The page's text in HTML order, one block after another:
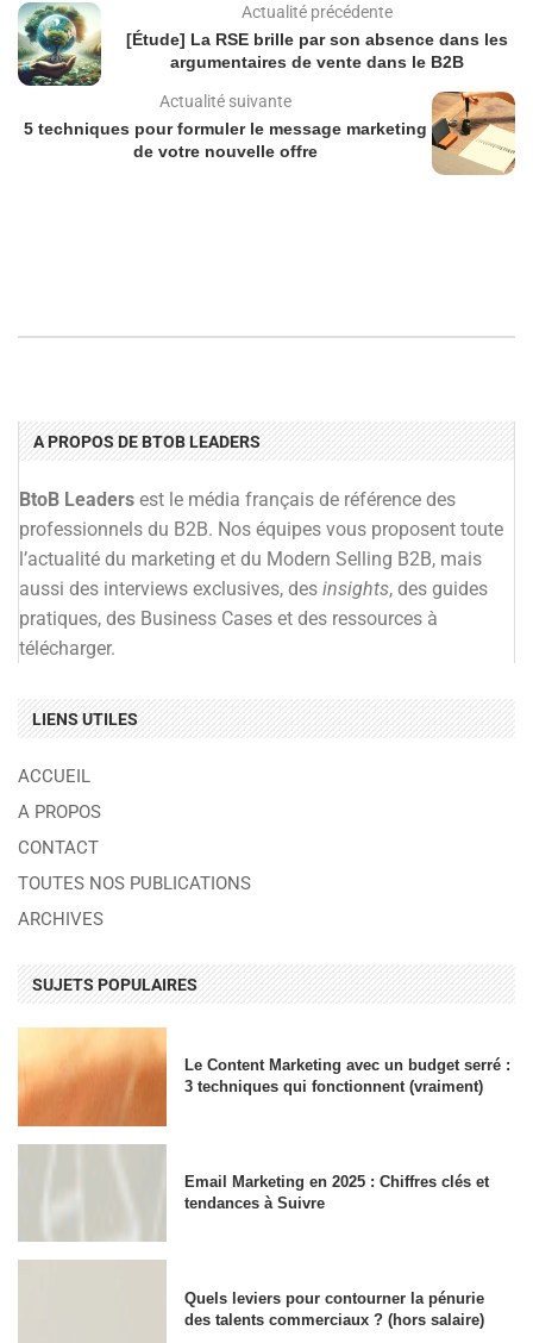
Actualité précédente
[Étude] La RSE brille par son absence dans les
argumentaires de vente dans le B2B
Actualité suivante
5 techniques pour formuler le message marketing
de votre nouvelle offre
A PROPOS DE BTOB LEADERS
BtoB Leaders est le média français de référence des
professionnels du B2B. Nos équipes vous proposent toute
l’actualité du marketing et du Modern Selling B2B, mais
aussi des interviews exclusives, des insights, des guides
pratiques, des Business Cases et des ressources à
télécharger.
LIENS UTILES
ACCUEIL
A PROPOS
CONTACT
TOUTES NOS PUBLICATIONS
ARCHIVES
SUJETS POPULAIRES
Le Content Marketing avec un budget serré :
3 techniques qui fonctionnent (vraiment)
Email Marketing en 2025 : Chiffres clés et
tendances à Suivre
Quels leviers pour contourner la pénurie
des talents commerciaux ? (hors salaire)